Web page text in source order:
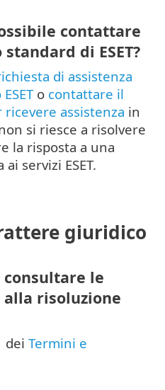
contattare
di ESET?
di assistenza
o contattare il
ricevere assistenza in
si riesce a risolvere
la risposta a una
servizi ESET.
giuridico
consultare le
risoluzione
dei Termini e